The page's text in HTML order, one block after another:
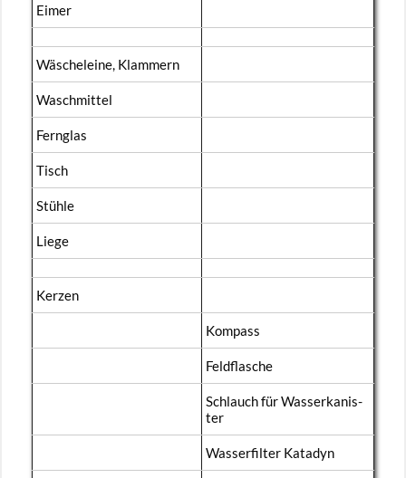
Eimer
Wä­sche­lei­ne, Klam­mern
Wasch­mit­tel
Fern­glas
Tisch
Stüh­le
Liege
Ker­zen
Kom­pass
Feld­fla­sche
Schlauch für Was­ser­ka­nis­
ter
Was­ser­fil­ter Ka­ta­dyn